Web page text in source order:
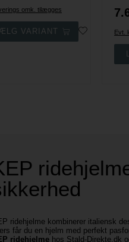
omk. tilægges
Evt.
ridehjelme kombinerer italiensk
får du en hjelm med perfekt
ridehjelmehos Stald-Direkte.dk